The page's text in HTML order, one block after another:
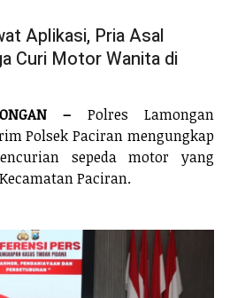
Aplikasi, Pria Asal
Curi Motor Wanita di
– Polres Lamongan
Polsek Paciran mengungkap
sepeda motor yang
Paciran.